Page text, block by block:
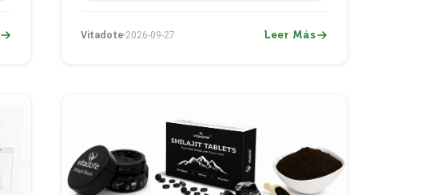
Vitadote 2026-09-27 Leer Más